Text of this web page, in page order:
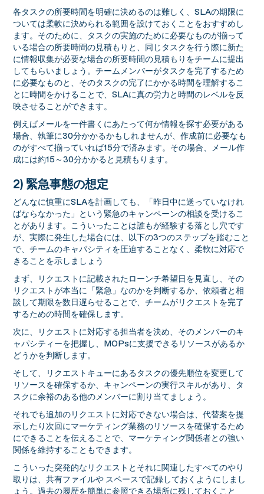
各タスクの所要時間を明確に決めるのは難しく、SLAの期限に
ついては柔軟に決められる範囲を設けておくことをおすすめし
ます。そのために、タスクの実施のために必要なものが揃って
いる場合の所要時間の見積もりと、同じタスクを行う際に新た
に情報収集が必要な場合の所要時間の見積もりをチームに提出
してもらいましょう。チームメンバーがタスクを完了するため
に必要なものと、そのタスクの完了にかかる時間を理解するこ
とに時間をかけることで、SLAに真の労力と時間のレベルを反
映させることができます。
例えばメールを一件書くにあたって何か情報を探す必要がある
場合、執筆に30分かかるかもしれませんが、作成前に必要なも
のがすべて揃っていれば15分で済みます。その場合、メール作
成には約15～30分かかると見積もります。
2) 緊急事態の想定
どんなに慎重にSLAを計画しても、「昨日中に送っていなけれ
ばならなかった」という緊急のキャンペーンの相談を受けるこ
とがあります。こういったことは誰もが経験する落とし穴です
が、実際に発生した場合には、以下の3つのステップを踏むこと
で、チームのキャパシティを圧迫することなく、柔軟に対応で
きることを示しましょう
まず、リクエストに記載されたローンチ希望日を見直し、その
リクエストが本当に「緊急」なのかを判断するか、依頼者と相
談して期限を数日遅らせることで、チームがリクエストを完了
するための時間を確保します。
次に、リクエストに対応する担当者を決め、そのメンバーのキ
ャパシティーを把握し、MOPsに支援できるリソースがあるか
どうかを判断します。
そして、リクエストキューにあるタスクの優先順位を変更して
リソースを確保するか、キャンペーンの実行スキルがあり、タ
スクに余裕のある他のメンバーに割り当てましょう。
それでも追加のリクエストに対応できない場合は、代替案を提
示したり次回にマーケティング業務のリソースを確保するため
にできることを伝えることで、マーケティング関係者との強い
関係を維持することもできます。
こういった突発的なリクエストとそれに関連したすべてのやり
取りは、共有ファイルや スペースで記録しておくようにしまし
ょう。過去の履歴を簡単に参照できる場所に残しておくこと